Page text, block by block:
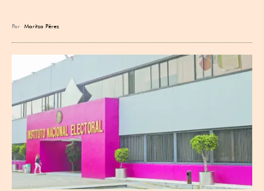
Por Maritza Pérez